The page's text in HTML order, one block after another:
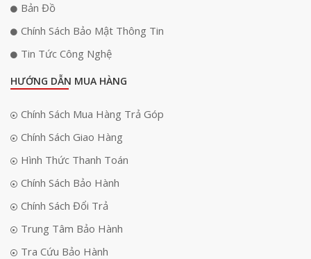
Bản Đồ
Chính Sách Bảo Mật Thông Tin
Tin Tức Công Nghệ
HƯỚNG DẪN MUA HÀNG
Chính Sách Mua Hàng Trả Góp
Chính Sách Giao Hàng
Hình Thức Thanh Toán
Chính Sách Bảo Hành
Chính Sách Đổi Trả
Trung Tâm Bảo Hành
Tra Cứu Bảo Hành